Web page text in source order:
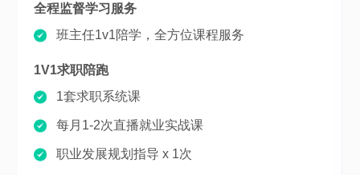
全程监督学习服务
班主任1v1陪学，全方位课程服务
1V1求职陪跑
1套求职系统课
每月1-2次直播就业实战课
职业发展规划指导 x 1次